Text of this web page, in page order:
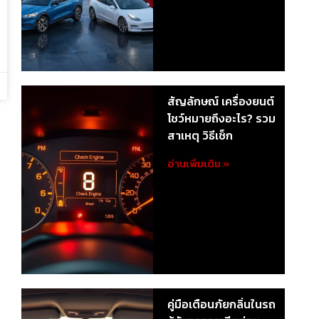
สัญลักษณ์ เครื่องยนต์
โชว์หมายถึงอะไร? รวม
สาเหตุ วิธีเช็ก
อ่านเพิ่มเติม »
คู่มือเตือนภัยกลิ่นในรถ